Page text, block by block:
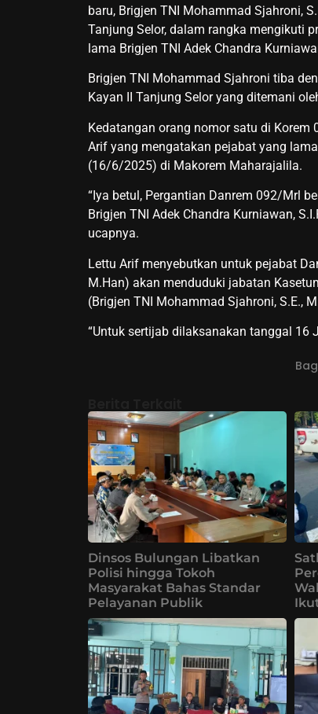
baru, Brigjen TNI Mohammad Sjahroni,
Tanjung Selor, dalam rangka mengikuti
lama Brigjen TNI Adek Chandra
Brigjen TNI Mohammad Sjahroni tiba
Kayan II Tanjung Selor yang ditemani
Kedatangan orang nomor satu di
Arif yang mengatakan pejabat yang
(16/6/2025) di Makorem Maharajalila.
“Iya betul, Pergantian Danrem 092/Mrl
Brigjen TNI Adek Chandra Kurniawan,
ucapnya.
Lettu Arif menyebutkan untuk pejabat
M.Han) akan menduduki jabatan
(Brigjen TNI Mohammad Sjahroni, S.E.,
“Untuk sertijab dilaksanakan tanggal 16
Dinsos Bulungan Libatkan
Polisi hingga Tokoh
Masyarakat Bahas Standar
Pelayanan Publik